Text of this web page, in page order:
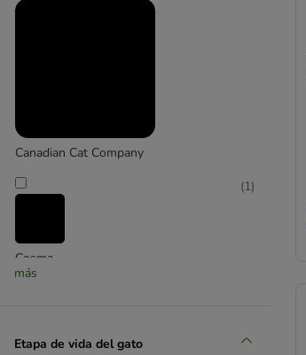
Canadian Cat Company
Cosma
(1)
más
Etapa de vida del gato